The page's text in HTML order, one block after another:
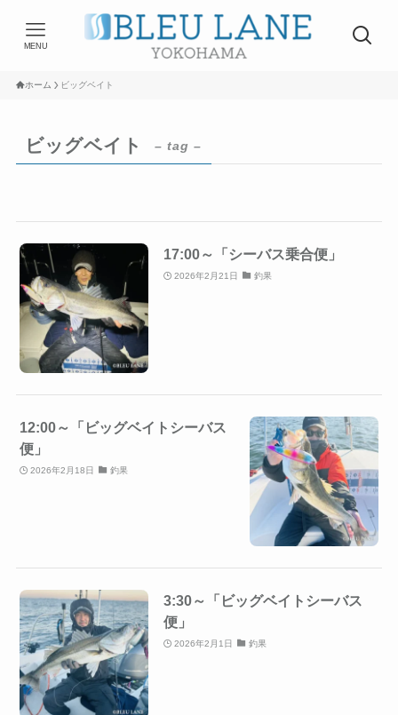
MENU
ホーム ビッグベイト
ビッグベイト – tag –
17:00～「シーバス乗合便」
2026年2月21日 釣果
12:00～「ビッグベイトシーバス
便」
2026年2月18日 釣果
3:30～「ビッグベイトシーバス
便」
2026年2月1日 釣果